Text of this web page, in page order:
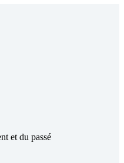
et du passé